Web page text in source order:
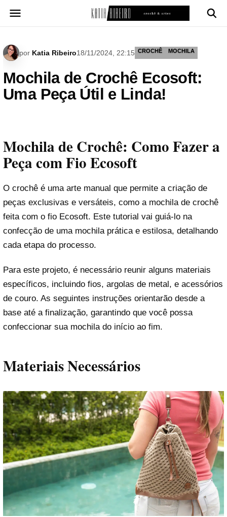
para
por Katia Ribeiro18/11/2024, 22:15 CROCHÊ MOCHILA
Mochila de Crochê Ecosoft:
Uma Peça Útil e Linda!
Mochila de Crochê: Como Fazer a
Peça com Fio Ecosoft
O crochê é uma arte manual que permite a criação de
peças exclusivas e versáteis, como a mochila de crochê
feita com o fio Ecosoft. Este tutorial vai guiá-lo na
confecção de uma mochila prática e estilosa, detalhando
cada etapa do processo.
Para este projeto, é necessário reunir alguns materiais
específicos, incluindo fios, argolas de metal, e acessórios
de couro. As seguintes instruções orientarão desde a
base até a finalização, garantindo que você possa
confeccionar sua mochila do início ao fim.
Materiais Necessários